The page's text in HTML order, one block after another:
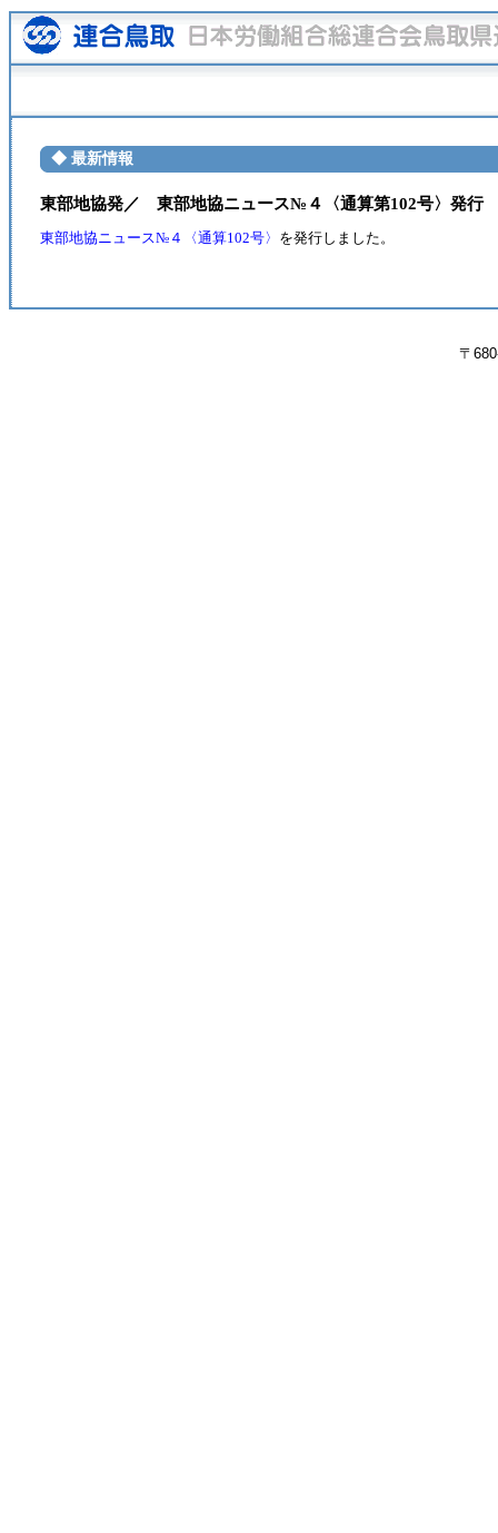
◆ 最新情報
東部地協発／ 東部地協ニュース№４〈通算第102号〉発行
東部地協ニュース№４〈通算102号〉 を発行しました。
〒